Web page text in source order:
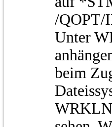
/QOPT/
Unter
beim